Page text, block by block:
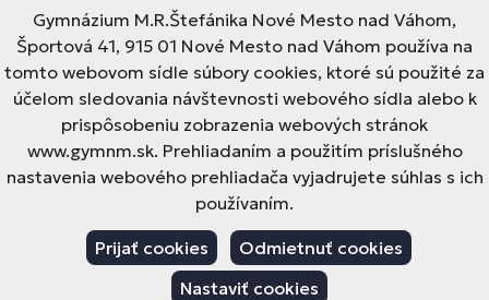
Gymnázium M.R.Štefánika Nové Mesto nad Váhom,
Športová 41, 915 01 Nové Mesto nad Váhom používa na
tomto webovom sídle súbory cookies, ktoré sú použité za
účelom sledovania návštevnosti webového sídla alebo k
prispôsobeniu zobrazenia webových stránok
www.gymnm.sk. Prehliadaním a použitím príslušného
nastavenia webového prehliadača vyjadrujete súhlas s ich
používaním.
Prijať cookies
Odmietnuť cookies
Nastaviť cookies